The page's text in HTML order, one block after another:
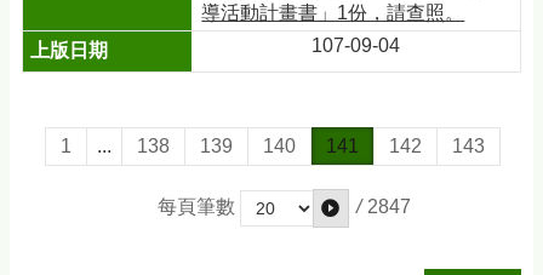
導活動計畫書」1份，請查照。
107-09-04
1 ... 138 139 140 141 142 143
每頁筆數 / 2847